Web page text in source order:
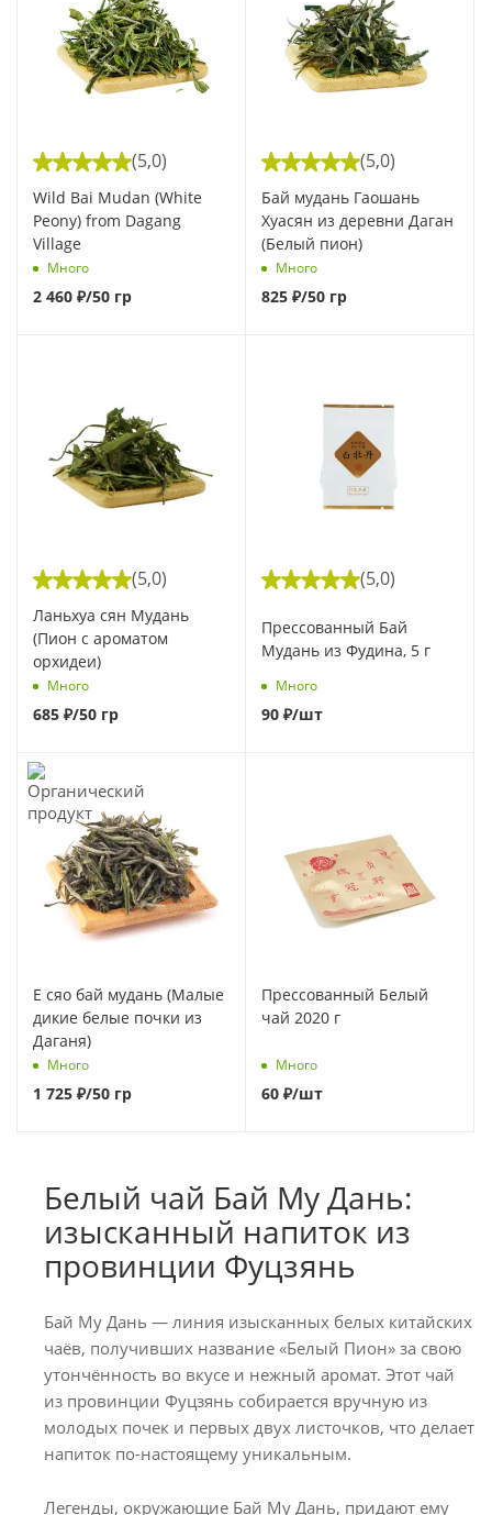
(5,0)
Wild Bai Mudan (White
Peony) from Dagang
Village
Много
2 460 ₽/50 гр
(5,0)
Бай мудань Гаошань
Хуасян из деревни Даган
(Белый пион)
Много
825 ₽/50 гр
(5,0)
Ланьхуа сян Мудань
(Пион с ароматом
орхидеи)
Много
685 ₽/50 гр
(5,0)
Прессованный Бай
Мудань из Фудина, 5 г
Много
90 ₽/шт
Е сяо бай мудань (Малые
дикие белые почки из
Даганя)
Много
1 725 ₽/50 гр
Прессованный Белый
чай 2020 г
Много
60 ₽/шт
Белый чай Бай Му Дань:
изысканный напиток из
провинции Фуцзянь
Бай Му Дань — линия изысканных белых китайских
чаёв, получивших название «Белый Пион» за свою
утончённость во вкусе и нежный аромат. Этот чай
из провинции Фуцзянь собирается вручную из
молодых почек и первых двух листочков, что делает
напиток по-настоящему уникальным.
Легенды, окружающие Бай Му Дань, придают ему